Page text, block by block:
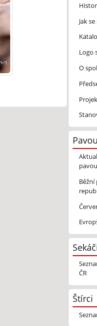
Jak
Logo
O
Běžní
Sekáči
ČR
Štírci